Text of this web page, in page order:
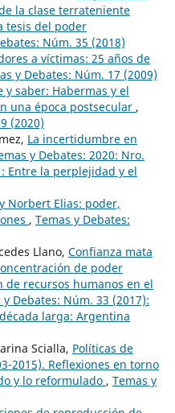
la clase terrateniente
tesis del poder
Núm. 35 (2018)
a víctimas: 25 años de
y Debates: Núm. 17 (2009)
y saber: Habermas y el
una época postsecular ,
(2020)
La incertidumbre en
y Debates: 2020: Nro.
Entre la perplejidad y el
Norbert Elias: poder,
, Temas y Debates:
Llano, Confianza mata
de poder
recursos humanos en el
y Debates: Núm. 33 (2017):
larga: Argentina
Scialla, Políticas de
2015). Reflexiones en torno
y lo reformulado , Temas y